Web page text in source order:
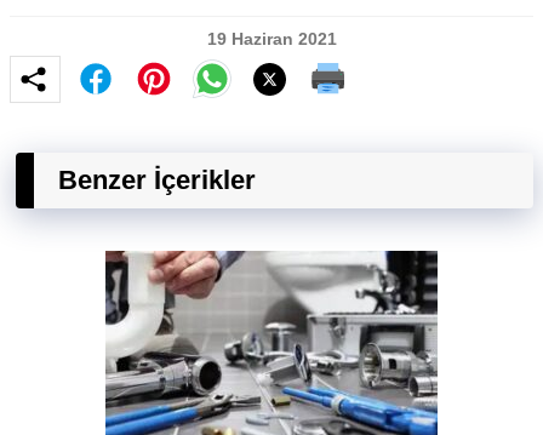
19 Haziran 2021
Benzer İçerikler